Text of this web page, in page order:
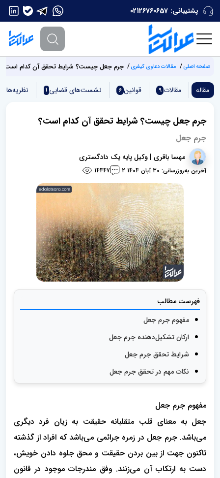
پشتیبانی: 02126760657
صفحه اصلی مقالات دعاوی کیفری جرم جعل چیست؟ شرایط تحقق آن کدام است؟
مقاله مقالات 9 قوانین 6 نشست‌های قضایی 1
جرم جعل چیست؟ شرایط تحقق آن کدام است؟
جرم جعل
مهسا باقری | وکیل پایه یک دادگستری
آخرین به‌روزرسانی: 30 آبان 1404 2
14447
فهرست مطالب
مفهوم جرم جعل
ارکان تشکیل‌دهنده جرم جعل
شرایط تحقق جرم جعل
نکات مهم در تحقق جرم جعل
مفهوم جرم جعل
جعل به معنای قلب متقلبانه حقیقت به زیان فرد دیگری
می‌باشد. جرم جعل در زمره جرائمی می‌باشد که افراد از گذشته
تاکنون جهت از بین بردن حقیقت و محق جلوه دادن خویش،
دست به ارتکاب آن می‌زنند. وفق مندرجات موجود در قانون